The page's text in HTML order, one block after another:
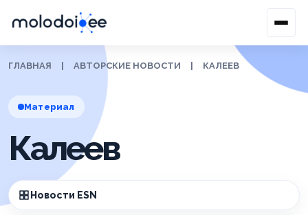
ГЛАВНАЯ АВТОРСКИЕ НОВОСТИ КАЛЕЕВ
Материал
Калеев
Новости ESN